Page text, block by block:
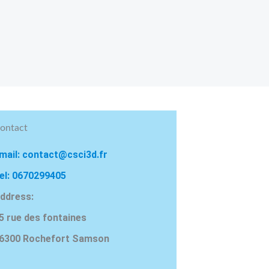
contact@csci3d.fr
0670299405
rue des fontaines
Rochefort Samson